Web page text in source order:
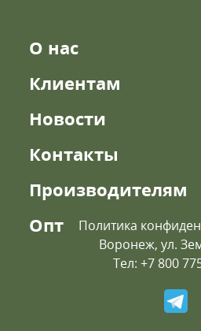
О нас
Клиентам
Новости
Контакты
Производителям
Опт
Политика
Воронеж, ул.
Тел: +7 800